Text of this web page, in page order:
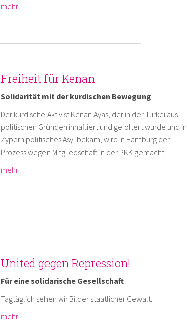
mehr …
Freiheit für Kenan
Solidarität mit der kurdischen Bewegung
Der kurdische Aktivist Kenan Ayas, der in der Türkei aus
politischen Gründen inhaftiert und gefoltert wurde und in
Zypern politisches Asyl bekam, wird in Hamburg der
Prozess wegen Mitgliedschaft in der PKK gemacht.
mehr …
United gegen Repression!
Für eine solidarische Gesellschaft
Tagtäglich sehen wir Bilder staatlicher Gewalt.
mehr …